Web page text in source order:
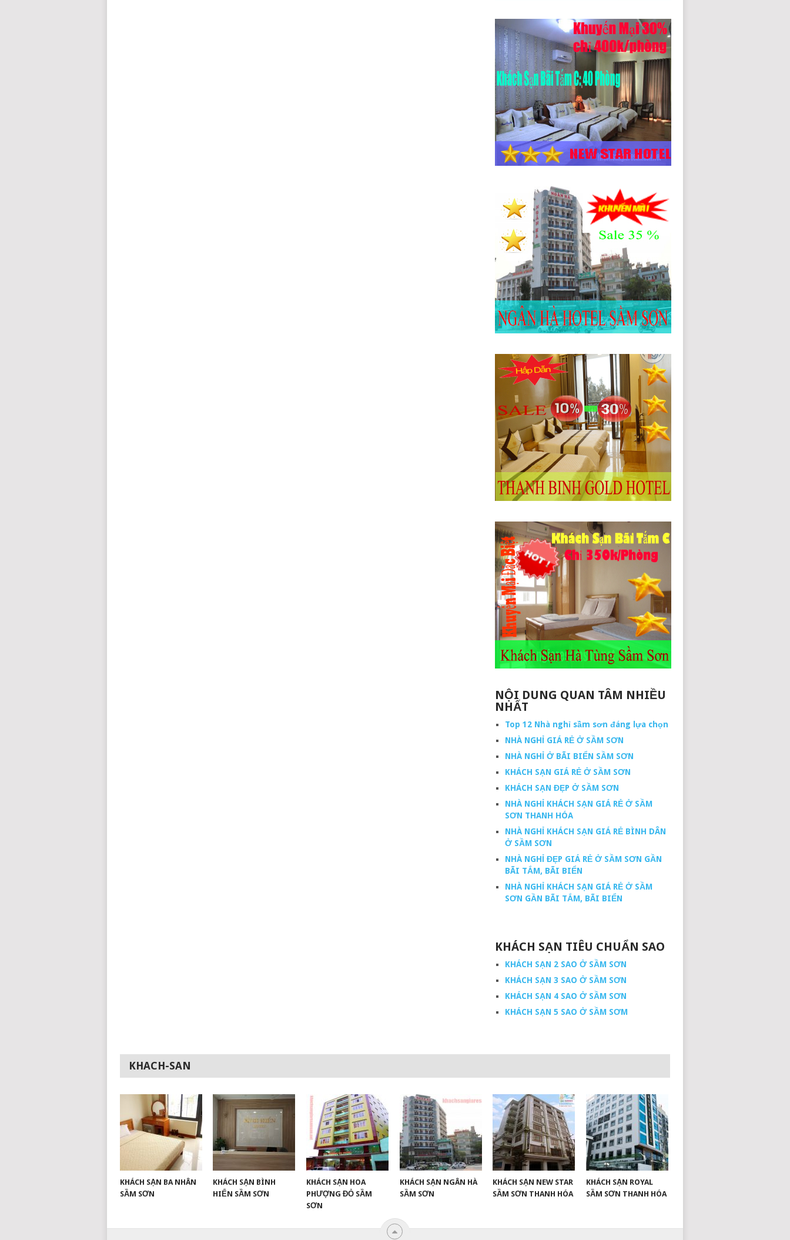
NỘI DUNG QUAN TÂM NHIỀU
NHẤT
Top 12 Nhà nghỉ sầm sơn đáng lựa chọn
NHÀ NGHỈ GIÁ RẺ Ở SẦM SƠN
NHÀ NGHỈ Ở BÃI BIỂN SẦM SƠN
KHÁCH SẠN GIÁ RẺ Ở SẦM SƠN
KHÁCH SẠN ĐẸP Ở SẦM SƠN
NHÀ NGHỈ KHÁCH SẠN GIÁ RẺ Ở SẦM
SƠN THANH HÓA
NHÀ NGHỈ KHÁCH SẠN GIÁ RẺ BÌNH DÂN
Ở SẦM SƠN
NHÀ NGHỈ ĐẸP GIÁ RẺ Ở SẦM SƠN GẦN
BÃI TẮM, BÃI BIỂN
NHÀ NGHỈ KHÁCH SẠN GIÁ RẺ Ở SẦM
SƠN GẦN BÃI TẮM, BÃI BIỂN
KHÁCH SẠN TIÊU CHUẨN SAO
KHÁCH SẠN 2 SAO Ở SẦM SƠN
KHÁCH SẠN 3 SAO Ở SẦM SƠN
KHÁCH SẠN 4 SAO Ở SẦM SƠN
KHÁCH SẠN 5 SAO Ở SẦM SƠM
KHACH-SAN
KHÁCH SẠN BA NHÂN
SẦM SƠN
KHÁCH SẠN BÌNH
HIỂN SẦM SƠN
KHÁCH SẠN HOA
PHƯỢNG ĐỎ SẦM
SƠN
KHÁCH SẠN NGÂN HÀ
SẦM SƠN
KHÁCH SẠN NEW STAR
SẦM SƠN THANH HÓA
KHÁCH SẠN ROYAL
SẦM SƠN THANH HÓA